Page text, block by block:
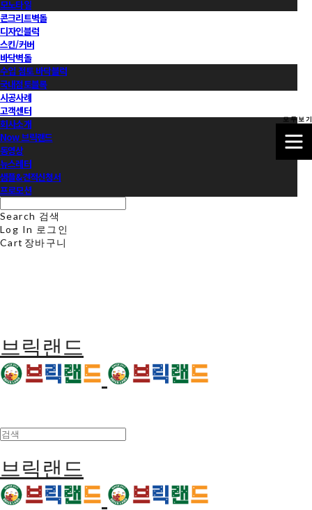
모노타일
콘크리트벽돌
디자인블럭
스킨/커버
바닥벽돌
수입 점토 바닥블럭
국내점토블록
시공사례
고객센터
회사소개
Now 브릭랜드
동영상
뉴스레터
샘플&견적신청서
프로모션
Search 검색
Log In 로그인
Cart 장바구니
브릭랜드
브릭랜드
모 두 보 기